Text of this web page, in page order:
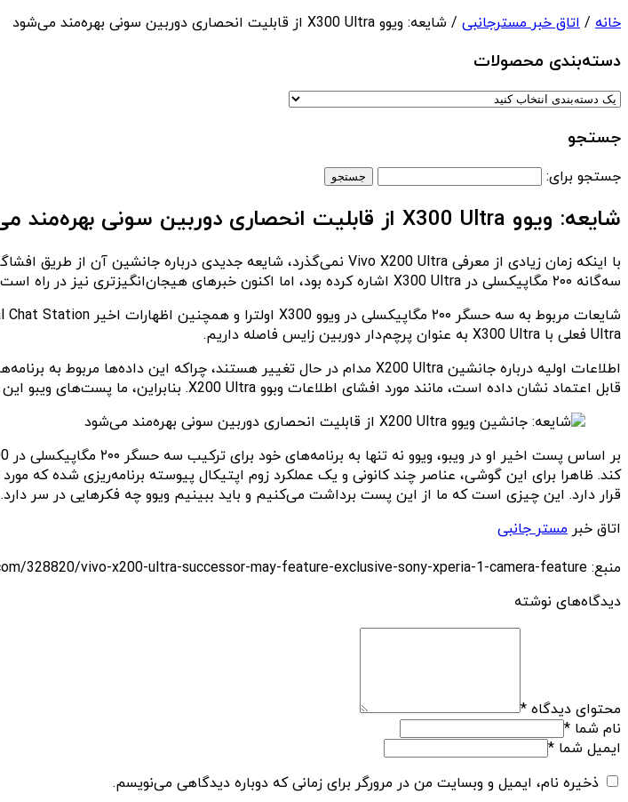
خانه / اتاق خبر مسترجانبی / شایعه: ویوو X300 Ultra از قابلیت انحصاری دوربین سونی بهره‌مند می‌شود
دسته‌بندی‌ محصولات
جستجو
جستجو برای:
شایعه: ویوو X300 Ultra از قابلیت انحصاری دوربین سونی بهره‌مند می‌شود
سه‌گانه ۲۰۰ مگاپیکسلی در X300 Ultra اشاره کرده بود، اما اکنون خبرهای هیجان‌انگیزتری نیز در راه است.
Ultra فعلی با X300 Ultra به عنوان پرچم‌دار دوربین زایس فاصله داریم.
قابل اعتماد نشان داده است، مانند مورد افشای اطلاعات وبوو X200 Ultra. بنابراین، ما پست‌های ویبو این افشاگر را صرفا گمانه‌زنی نمی‌دانیم.
قرار دارد. این چیزی است که ما از این پست برداشت می‌کنیم و باید ببینیم ویوو چه فکرهایی در سر دارد.
اتاق خبر مستر جانبی
منبع: https://diginoy.com/328820/vivo-x200-ultra-successor-may-feature-exclusive-sony-xperia-1-camera-feature/
دیدگاه‌های نوشته
محتوای دیدگاه *
نام شما *
ایمیل شما *
ذخیره نام، ایمیل و وبسایت من در مرورگر برای زمانی که دوباره دیدگاهی می‌نویسم.